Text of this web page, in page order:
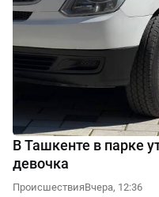
В Ташкенте в парке
девочка
ПроисшествияВчера, 12:36